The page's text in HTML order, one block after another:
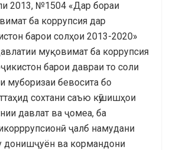
2013, №1504 «Дар бораи
ба коррупсия дар
барои солҳои 2013-2020»
муқовимат ба коррупсия
барои давраи то соли
муборизаи бевосита бо
сохтани саъю кӯшишҳои
давлат ва ҷомеа, ба
ҷалб намудани
донишҷуён ва кормандони